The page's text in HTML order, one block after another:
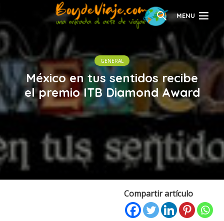
MENU
GENERAL
México en tus sentidos recibe
el premio ITB Diamond Award
Compartir artículo